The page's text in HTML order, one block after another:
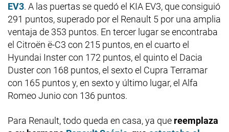
EV3. A las puertas se quedó el KIA EV3, que consiguió
291 puntos, superado por el Renault 5 por una amplia
ventaja de 353 puntos. En tercer lugar se encontraba
el Citroën ë-C3 con 215 puntos, en el cuarto el
Hyundai Inster con 172 puntos, el quinto el Dacia
Duster con 168 puntos, el sexto el Cupra Terramar
con 165 puntos y, en sexto y último lugar, el Alfa
Romeo Junio con 136 puntos.
Para Renault, todo queda en casa, ya que reemplaza